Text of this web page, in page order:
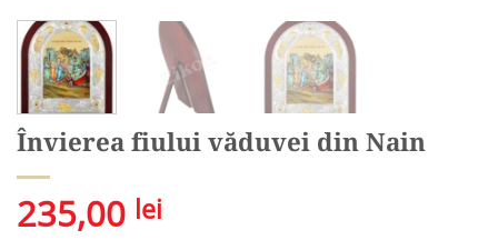
Învierea fiului văduvei din Nain
235,00 lei